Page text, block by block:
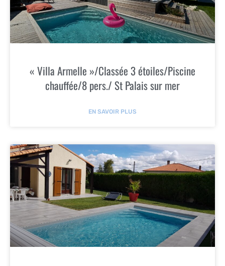
« Villa Armelle »/Classée 3 étoiles/Piscine
chauffée/8 pers./ St Palais sur mer
EN SAVOIR PLUS